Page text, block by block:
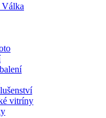
Válka
vitríny